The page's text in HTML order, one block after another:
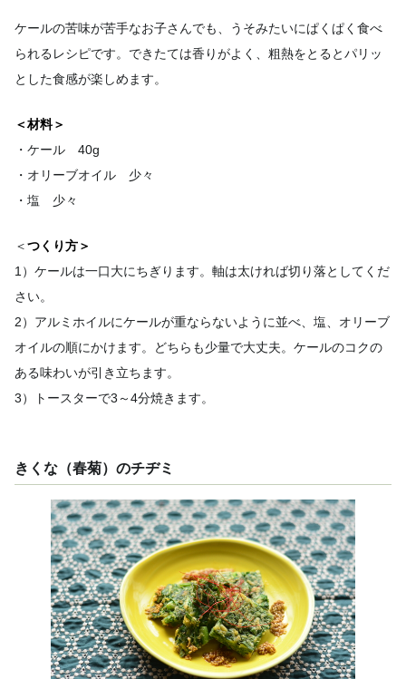
ケールの苦味が苦手なお子さんでも、うそみたいにぱくぱく食べ
られるレシピです。できたては香りがよく、粗熱をとるとパリッ
とした食感が楽しめます。
＜材料＞
・ケール 40g
・オリーブオイル 少々
・塩 少々
＜つくり方＞
1）ケールは一口大にちぎります。軸は太ければ切り落としてくだ
さい。
2）アルミホイルにケールが重ならないように並べ、塩、オリーブ
オイルの順にかけます。どちらも少量で大丈夫。ケールのコクの
ある味わいが引き立ちます。
3）トースターで3～4分焼きます。
きくな（春菊）のチヂミ